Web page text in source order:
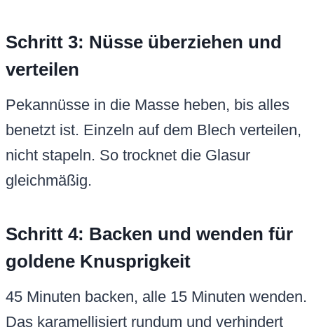
Schritt 3: Nüsse überziehen und
verteilen
Pekannüsse in die Masse heben, bis alles
benetzt ist. Einzeln auf dem Blech verteilen,
nicht stapeln. So trocknet die Glasur
gleichmäßig.
Schritt 4: Backen und wenden für
goldene Knusprigkeit
45 Minuten backen, alle 15 Minuten wenden.
Das karamellisiert rundum und verhindert